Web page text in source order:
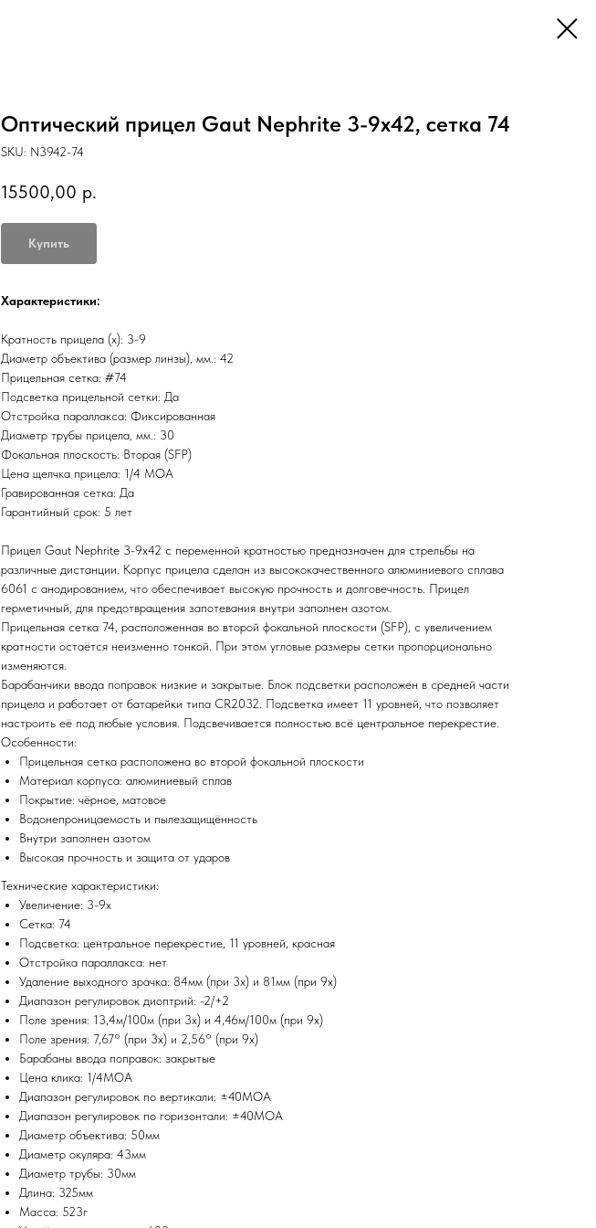
Оптический прицел Gaut Nephrite 3-9x42, сетка 74
SKU: N3942-74
15500,00 р.
Купить
Характеристики:
Кратность прицела (х): 3-9
Диаметр объектива (размер линзы), мм.: 42
Прицельная сетка: #74
Подсветка прицельной сетки: Да
Отстройка параллакса: Фиксированная
Диаметр трубы прицела, мм.: 30
Фокальная плоскость: Вторая (SFP)
Цена щелчка прицела: 1/4 MOA
Гравированная сетка: Да
Гарантийный срок: 5 лет
Прицел Gaut Nephrite 3-9x42 с переменной кратностью предназначен для стрельбы на
различные дистанции. Корпус прицела сделан из высококачественного алюминиевого сплава
6061 с анодированием, что обеспечивает высокую прочность и долговечность. Прицел
герметичный, для предотвращения запотевания внутри заполнен азотом.
Прицельная сетка 74, расположенная во второй фокальной плоскости (SFP), с увеличением
кратности остаётся неизменно тонкой. При этом угловые размеры сетки пропорционально
изменяются.
Барабанчики ввода поправок низкие и закрытые. Блок подсветки расположен в средней части
прицела и работает от батарейки типа CR2032. Подсветка имеет 11 уровней, что позволяет
настроить её под любые условия. Подсвечивается полностью всё центральное перекрестие.
Особенности:
Прицельная сетка расположена во второй фокальной плоскости
Материал корпуса: алюминиевый сплав
Покрытие: чёрное, матовое
Водонепроницаемость и пылезащищённость
Внутри заполнен азотом
Высокая прочность и защита от ударов
Технические характеристики:
Увеличение: 3-9х
Сетка: 74
Подсветка: центральное перекрестие, 11 уровней, красная
Отстройка параллакса: нет
Удаление выходного зрачка: 84мм (при 3x) и 81мм (при 9x)
Диапазон регулировок диоптрий: -2/+2
Поле зрения: 13,4м/100м (при 3x) и 4,46м/100м (при 9x)
Поле зрения: 7,67° (при 3x) и 2,56° (при 9x)
Барабаны ввода поправок: закрытые
Цена клика: 1/4MOA
Диапазон регулировок по вертикали: ±40MOA
Диапазон регулировок по горизонтали: ±40MOA
Диаметр объектива: 50мм
Диаметр окуляра: 43мм
Диаметр трубы: 30мм
Длина: 325мм
Масса: 523г